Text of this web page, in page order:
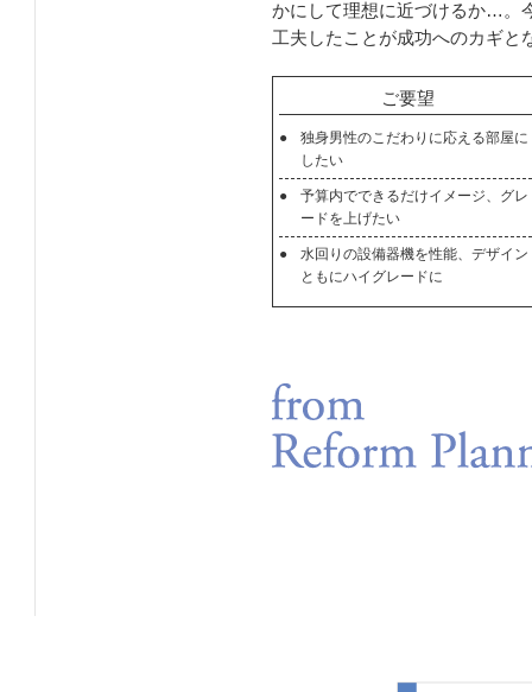
かにして理想に近づけるか…。
工夫したことが成功へのカギと
ご要望
●
独身男性のこだわりに応える部屋に
したい
●
予算内でできるだけイメージ、グレ
ードを上げたい
●
水回りの設備器機を性能、デザイン
ともにハイグレードに